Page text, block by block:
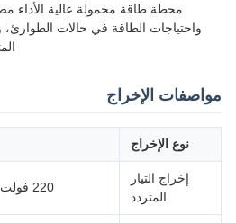
محطة طاقة محمولة عالية الأداء
مواصفات الإخراج
نوع الإخراج
إخراج التيار
المتردد
220 فولت 50 هرتز (موجة جيبية نقية)